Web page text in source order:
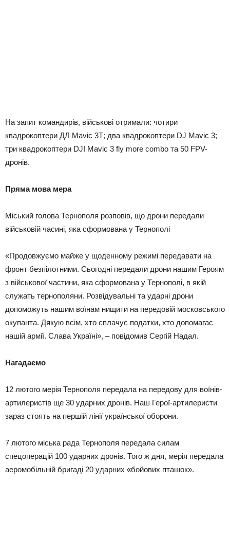
На запит командирів, військові отримали: чотири
квадрокоптери ДЛ Mavic 3Т; два квадрокоптери DJ Mavic 3;
три квадрокоптери DJI Mavic 3 fly more combo та 50 FPV-
дронів.
Пряма мова мера
Міський голова Тернополя розповів, що дрони передали
військовій часині, яка сформована у Тернополі
«Продовжуємо майже у щоденному режимі передавати на
фронт безпілотними. Сьогодні передали дрони нашим Героям
з військової частини, яка сформована у Тернополі, в якій
служать тернополяни. Розвідувальні та ударні дрони
допоможуть нашим воїнам нищити на передовій московського
окупанта. Дякую всім, хто сплачує податки, хто допомагає
нашій армії. Слава Україні», – повідомив Сергій Надал.
Нагадаємо
12 лютого мерія Тернополя передала на передову для воїнів-
артилеристів ще 30 ударних дронів. Наш Герої-артилеристи
зараз стоять на першій лінії української оборони.
7 лютого міська рада Тернополя передала силам
спецоперацій 100 ударних дронів. Того ж дня, мерія передала
аеромобільній бригаді 20 ударних «бойових пташок».